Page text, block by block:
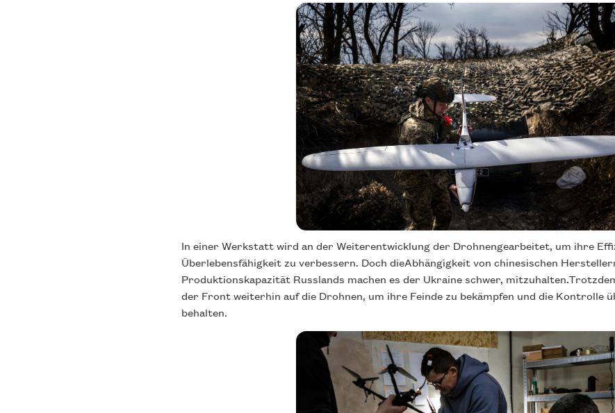
In einer Werkstatt wird an der Weiterentwicklung der Drohnengearbeitet, um ihre
Überlebensfähigkeit zu verbessern. Doch dieAbhängigkeit von chinesischen
Produktionskapazität Russlands machen es der Ukraine schwer,
der Front weiterhin auf die Drohnen, um ihre Feinde zu bekämpfen und die Kontrolle
behalten.